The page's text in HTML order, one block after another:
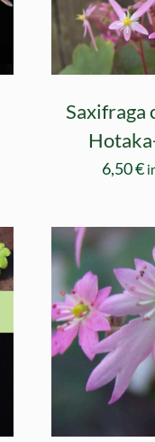
Saxifraga
6,50€